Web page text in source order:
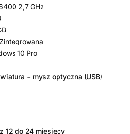
2,7 GHz
Zintegrowana
10 Pro
+ mysz optyczna (USB)
12 do 24 miesięcy